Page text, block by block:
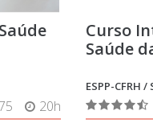
20h
Curso
Saúde
ESPP-CFRH /